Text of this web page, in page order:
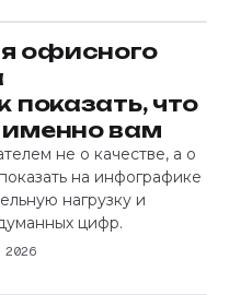
офисного
показать, что
вам
не о качестве, а о
на инфографике
нагрузку и
цифр.
2026